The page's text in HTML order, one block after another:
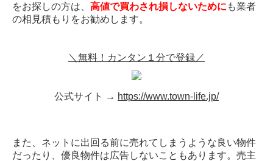
をお探しの方は、 高値で買わされ損しないために も業者
の相見積もりをお勧めします。
＼無料！カンタン１分で登録／
公式サイト → https://www.town-life.jp/
また、ネットに出回る前に売れてしまうような良い物件
だったり、優良物件は広告しないこともあります。売主